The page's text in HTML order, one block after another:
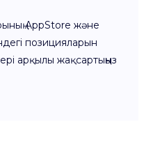
AppStore және
позицияларын
арқылы жақсартыңыз